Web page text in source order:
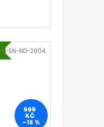
599
KČ
–16 %
V-SN-ND-2804